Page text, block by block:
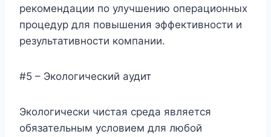
рекомендации по улучшению операционных
процедур для повышения эффективности и
результативности компании.
#5 – Экологический аудит
Экологически чистая среда является
обязательным условием для любой